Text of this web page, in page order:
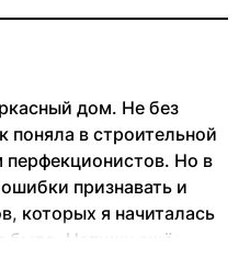
дом. Не без
поняла в строительной
Но в
признавать и
которых я начиталась
было. Напишу ещё
лет в доме